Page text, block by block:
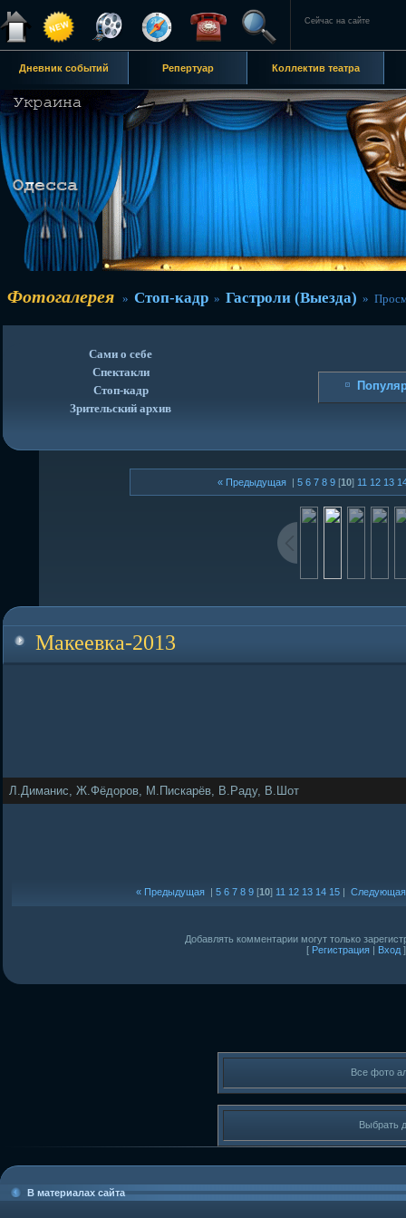
Сейчас на сайте
Дневник событий Репертуар Коллектив театра
Фотогалерея » Стоп-кадр » Гастроли (Выезда) »
Сами о себе
Спектакли
Стоп-кадр
Зрительский архив
« Предыдущая| 5 6 7 8 9[10] 11 12 13
Макеевка-2013
Л.Диманис, Ж.Фёдоров, М.Пискарёв, В.Раду, В.Шот
« Предыдущая| 5 6 7 8 9[10] 11 12 13 14 15|
Добавлять комментарии могут только
[ Регистрация | Вход ]
Все фото
Выбрать
В материалах сайта